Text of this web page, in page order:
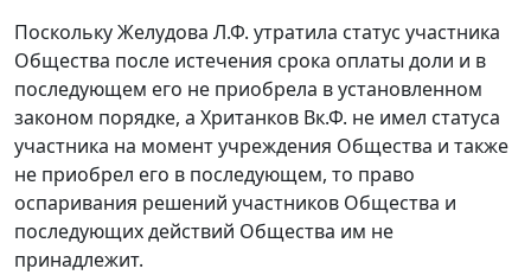
Поскольку Желудова Л.Ф. утратила статус участника
Общества после истечения срока оплаты доли и в
последующем его не приобрела в установленном
законом порядке, а Хританков Вк.Ф. не имел статуса
участника на момент учреждения Общества и также
не приобрел его в последующем, то право
оспаривания решений участников Общества и
последующих действий Общества им не
принадлежит.